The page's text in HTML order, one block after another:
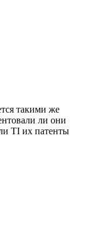
такими же
ли они
TI их патенты